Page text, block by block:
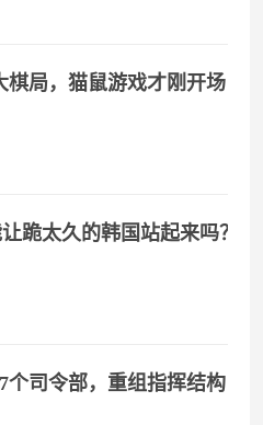
棋局，猫鼠游戏才刚开场
跪太久的韩国站起来吗？
个司令部，重组指挥结构